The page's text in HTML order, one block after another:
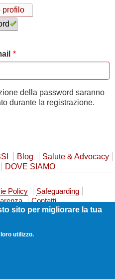
profilo
della password saranno
durante la registrazione.
Blog
Salute & Advocacy
DOVE SIAMO
Policy
Safeguarding
Contatti
sito per migliorare la tua
utilizzo.